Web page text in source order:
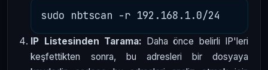
IP Listesinden Tarama: Daha önce belirli IP'leri
keşfettikten sonra, bu adresleri bir dosyaya